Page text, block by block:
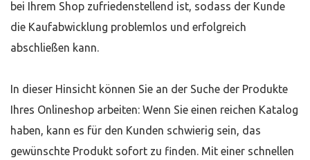
bei Ihrem Shop zufriedenstellend ist, sodass der Kunde
die Kaufabwicklung problemlos und erfolgreich
abschließen kann.
In dieser Hinsicht können Sie an der Suche der Produkte
Ihres Onlineshop arbeiten: Wenn Sie einen reichen Katalog
haben, kann es für den Kunden schwierig sein, das
gewünschte Produkt sofort zu finden. Mit einer schnellen